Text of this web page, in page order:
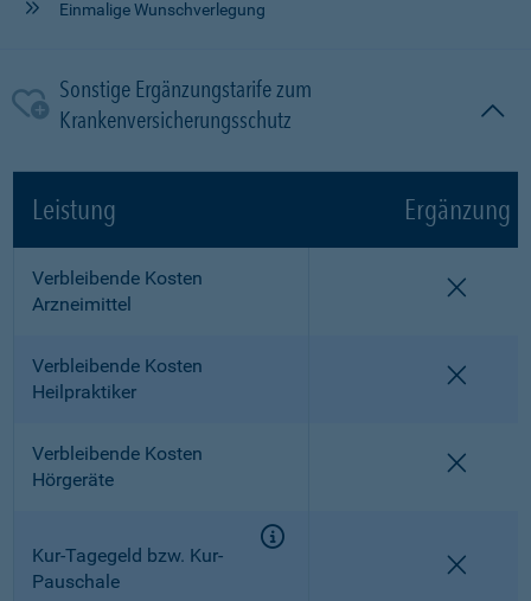
Einmalige Wunschverlegung
Sonstige Ergänzungstarife zum
Krankenversicherungsschutz
Leistung Ergänzung
Verbleibende Kosten
Arzneimittel
Verbleibende Kosten
Heilpraktiker
Verbleibende Kosten
Hörgeräte
Kur-Tagegeld bzw. Kur-
Pauschale